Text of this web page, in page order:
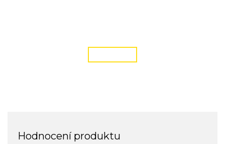
Hodnocení produktu